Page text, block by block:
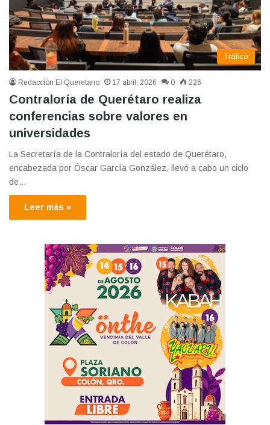
Tráfico
Redacción El Queretano 17 abril, 2026 0 226
Contraloría de Querétaro realiza
conferencias sobre valores en
universidades
La Secretaría de la Contraloría del estado de Querétaro,
encabezada por Óscar García González, llevó a cabo un ciclo
de…
Leer más »